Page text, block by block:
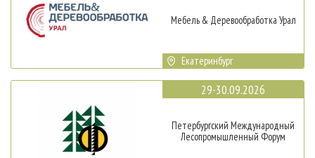
Мебель & Деревообработка Урал
Екатеринбург
29-30.09.2026
Петербургский Международный
Лесопромышленный Форум